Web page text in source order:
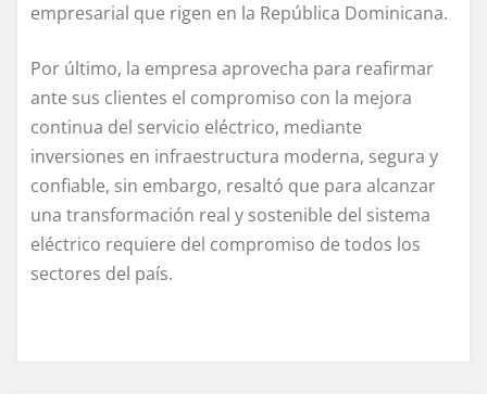
empresarial que rigen en la República Dominicana.
Por último, la empresa aprovecha para reafirmar
ante sus clientes el compromiso con la mejora
continua del servicio eléctrico, mediante
inversiones en infraestructura moderna, segura y
confiable, sin embargo, resaltó que para alcanzar
una transformación real y sostenible del sistema
eléctrico requiere del compromiso de todos los
sectores del país.